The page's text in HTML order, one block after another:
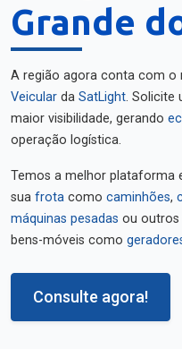
Grande
A região agora conta com o
Veicular da SatLight. Solicite
maior visibilidade, gerando
operação logística.
Temos a melhor plataforma
sua frota como caminhões,
máquinas pesadas ou outros
bens-móveis como
Consulte agora!